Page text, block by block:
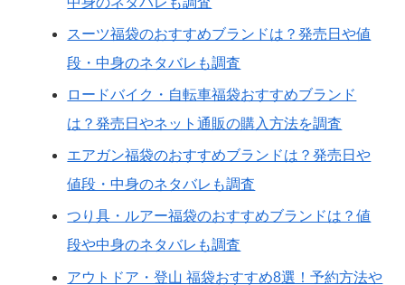
スーツ福袋のおすすめブランドは？発売日や値
段・中身のネタバレも調査
ロードバイク・自転車福袋おすすめブランド
は？発売日やネット通販の購入方法を調査
エアガン福袋のおすすめブランドは？発売日や
値段・中身のネタバレも調査
つり具・ルアー福袋のおすすめブランドは？値
段や中身のネタバレも調査
アウトドア・登山 福袋おすすめ8選！予約方法や